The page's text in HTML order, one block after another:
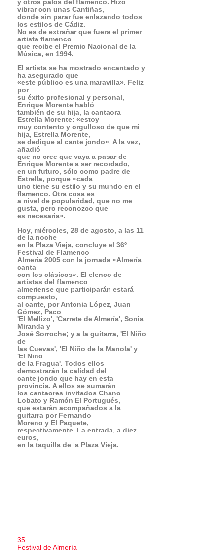
El artista se ha mostrado encantado y
ha asegurado que
«este público es una maravilla». Feliz
por
su éxito profesional y personal,
Enrique Morente habló
también de su hija, la cantaora
muy contento y orgulloso de que mi
hija, Estrella Morente,
se dedique al cante jondo». A la vez,
añadió
que no cree que vaya a pasar de
Enrique Morente a ser recordado,
en un futuro, sólo como padre de
Estrella, porque «cada
uno tiene su estilo y su mundo en el
flamenco. Otra cosa es
a nivel de popularidad, que no me
gusta, pero reconozco que
es necesaria».
Hoy, miércoles, 28 de agosto, a las 11
de la noche
en la Plaza Vieja, concluye el 36º
Festival de Flamenco
Almería 2005 con la jornada «Almería
canta
con los clásicos». El elenco de
almeriense que participarán estará
compuesto,
al cante, por Antonia López, Juan
Gómez, Paco
'El Mellizo', 'Carrete de Almería', Sonia
Miranda y
José Sorroche; y a la guitarra, 'El Niño
de
las Cuevas', 'El Niño de la Manola' y
'El Niño
de la Fragua'. Todos ellos
demostrarán la calidad del
cante jondo que hay en esta
provincia. A ellos se sumarán
los cantaores invitados Chano
Lobato y Ramón El Portugués,
que estarán acompañados a la
guitarra por Fernando
Moreno y El Paquete,
respectivamente. La entrada, a diez
euros,
en la taquilla de la Plaza Vieja.
35
Festival de Almería
Descubre más desde Revista